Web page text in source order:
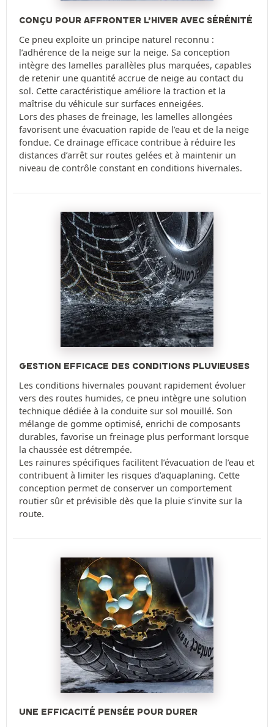
CONÇU POUR AFFRONTER L’HIVER AVEC SÉRÉNITÉ
Ce pneu exploite un principe naturel reconnu :
l’adhérence de la neige sur la neige. Sa conception
intègre des lamelles parallèles plus marquées, capables
de retenir une quantité accrue de neige au contact du
sol. Cette caractéristique améliore la traction et la
maîtrise du véhicule sur surfaces enneigées.
Lors des phases de freinage, les lamelles allongées
favorisent une évacuation rapide de l’eau et de la neige
fondue. Ce drainage efficace contribue à réduire les
distances d’arrêt sur routes gelées et à maintenir un
niveau de contrôle constant en conditions hivernales.
GESTION EFFICACE DES CONDITIONS PLUVIEUSES
Les conditions hivernales pouvant rapidement évoluer
vers des routes humides, ce pneu intègre une solution
technique dédiée à la conduite sur sol mouillé. Son
mélange de gomme optimisé, enrichi de composants
durables, favorise un freinage plus performant lorsque
la chaussée est détrempée.
Les rainures spécifiques facilitent l’évacuation de l’eau et
contribuent à limiter les risques d’aquaplaning. Cette
conception permet de conserver un comportement
routier sûr et prévisible dès que la pluie s’invite sur la
route.
UNE EFFICACITÉ PENSÉE POUR DURER